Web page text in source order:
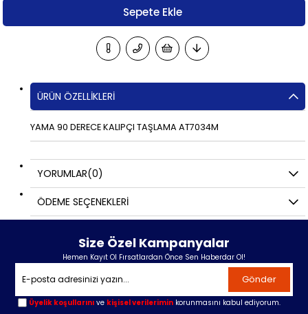
ÜRÜN ÖZELLIKLERI
YAMA 90 DERECE KALIPÇI TAŞLAMA AT7034M
YORUMLAR(0)
ÖDEME SEÇENEKLERI
Size Özel Kampanyalar
Hemen Kayıt Ol Fırsatlardan Önce Sen Haberdar Ol!
Gönder
Üyelik koşullarını ve kişisel verilerimin korunmasını kabul ediyorum.